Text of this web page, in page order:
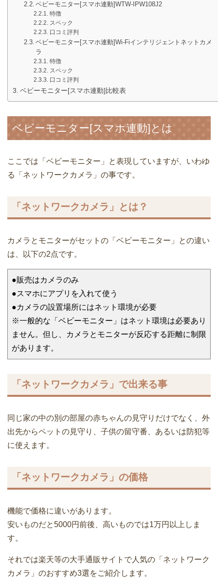
ベビーモニター[スマホ連動]WTW-IPW108J2
特徴
スペック
口コミ評判
ベビーモニター[スマホ連動]Wi-Fiインテリジェントネットカメ
ラ
特徴
スペック
口コミ評判
ベビーモニター[スマホ連動]比較表
ベビーモニター[スマホ連動]とは
ここでは「ベビーモニター」と表現していますが、いわゆ
る「ネットワークカメラ」の事です。
「ネットワークカメラ」とは？
カメラとモニターがセットの「ベビーモニター」との違い
は、以下の2点です。
●販売はカメラのみ
●スマホにアプリを入れて使う
●カメラの設置場所にはネット環境が必要
※一般的な「ベビーモニター」はネット環境は必要あり
ません。但し、カメラとモニターが反応する距離に制限
があります。
「ネットワークカメラ」で出来る事
同じ家の中の別の部屋の赤ちゃんの見守りだけでなく、外
出先からペットの見守り、子供の留守番、あるいは防犯等
に使えます。
「ネットワークカメラ」の価格
機能で価格に違いがあります。
安いものだと5000円前後、高いものでは1万円以上しま
す。
それでは楽天等の大手通販サイトで人気の「ネットワーク
カメラ」のおすすめ3選をご紹介します。